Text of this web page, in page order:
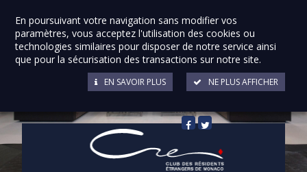
En poursuivant votre navigation sans modifier vos
paramètres, vous acceptez l'utilisation des cookies ou
technologies similaires pour disposer de notre service ainsi
que pour la sécurisation des transactions sur notre site.
NE PLUS AFFICHER
EN SAVOIR PLUS